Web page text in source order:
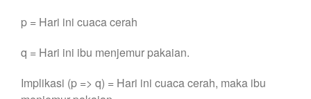
p = Hari ini cuaca cerah
q = Hari ini ibu menjemur pakaian.
Implikasi (p => q) = Hari ini cuaca cerah, maka ibu